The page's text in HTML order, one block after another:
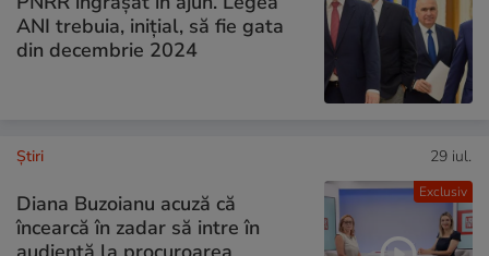
ANI trebuia, inițial, să fie gata
din decembrie 2024
Exclusiv
Ştiri 29 iul.
Diana Buzoianu acuză că
încearcă în zadar să intre în